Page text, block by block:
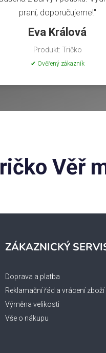
praní, doporučujeme!"
Eva Králová
Produkt: Tričko
✔ Ověřený zákazník
Věř
ZÁKAZNICKÝ
Doprava a platba
Reklamační řád a vrácení zboží
Výměna velikosti
Vše o nákupu